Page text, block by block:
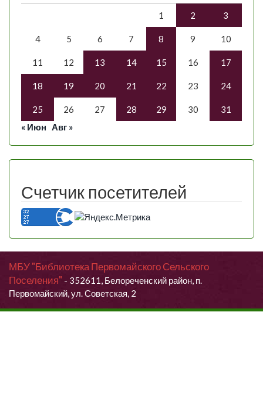
1 2 3
4 5 6 7 8 9 10
11 12 13 14 15 16 17
18 19 20 21 22 23 24
25 26 27 28 29 30
31
« Июн Авг »
Счетчик посетителей
МБУ "Библиотека Первомайского Сельского
Поселения" - 352611, Белореченский район, п.
Первомайский, ул. Советская, 2